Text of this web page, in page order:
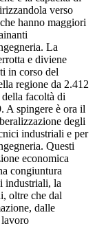
verso
hanno maggiori
La
e diviene
in corso del
regione da 2.412
facoltà di
A spingere è ora il
degli
industriali e per
Questi
economica
congiuntura
industriali, la
oltre che dal
dalle